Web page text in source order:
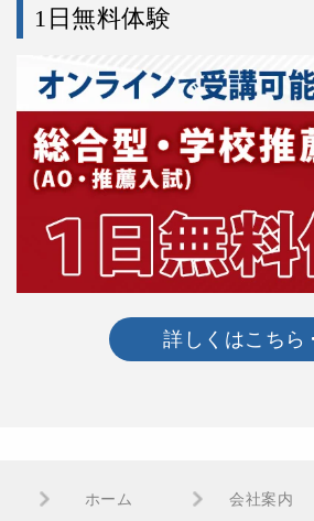
1日無料体験
詳しくはこちら
ホーム 会社案内